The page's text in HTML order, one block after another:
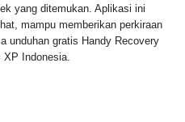
yang ditemukan. Aplikasi ini
mampu memberikan perkiraan
unduhan gratis Handy Recovery
XP Indonesia.